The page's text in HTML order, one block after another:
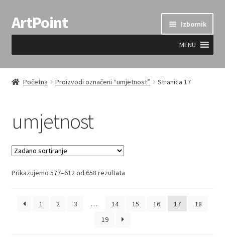
Preskoči
na
Skoči
do
ArtPoint Izbornik
MENU
Uvjeti prodaje
Početna Proizvodi označeni “umjetnost” Stranica 17
umjetnost
Prikazujemo 577–612 od 658 rezultata
1 2 3 … 14 15 16 17
18
19